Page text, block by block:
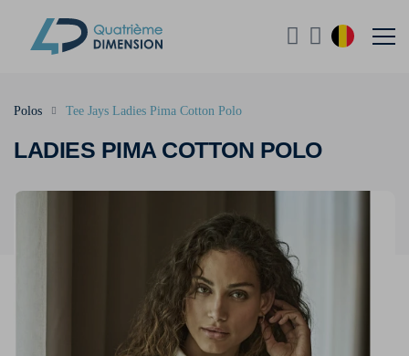
LADIES PIMA COTTON POLO
Polos Tee Jays Ladies Pima Cotton Polo